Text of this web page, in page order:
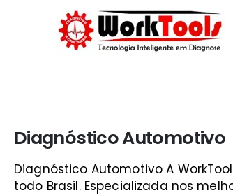
Diagnóstico Automotivo
Diagnóstico Automotivo A
todo Brasil. Especializada nos